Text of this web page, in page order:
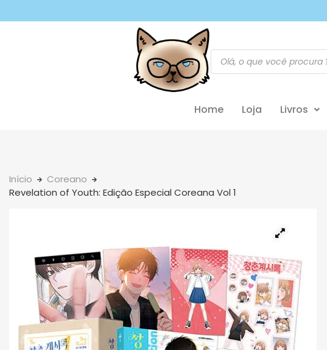
Home Loja Livros
Início
Coreano
Revelation of Youth: Edição Especial Coreana Vol 1